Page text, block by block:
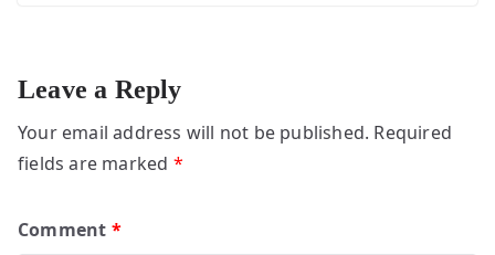
Leave a Reply
Your email address will not be published. Required
fields are marked *
Comment *